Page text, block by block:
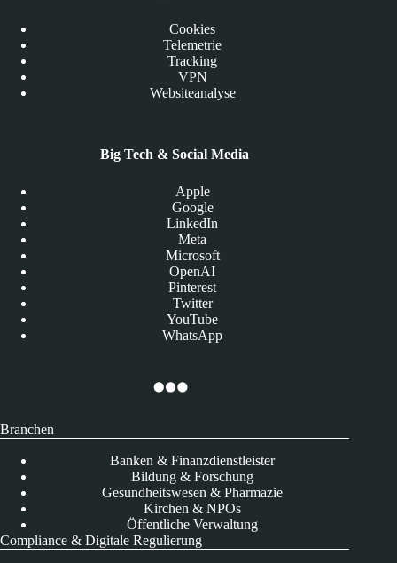
Cookies
Telemetrie
Tracking
VPN
Websiteanalyse
Big Tech & Social Media
Apple
Google
LinkedIn
Meta
Microsoft
OpenAI
Pinterest
Twitter
YouTube
WhatsApp
Branchen
Banken & Finanzdienstleister
Bildung & Forschung
Gesundheitswesen & Pharmazie
Kirchen & NPOs
Öffentliche Verwaltung
Compliance & Digitale Regulierung